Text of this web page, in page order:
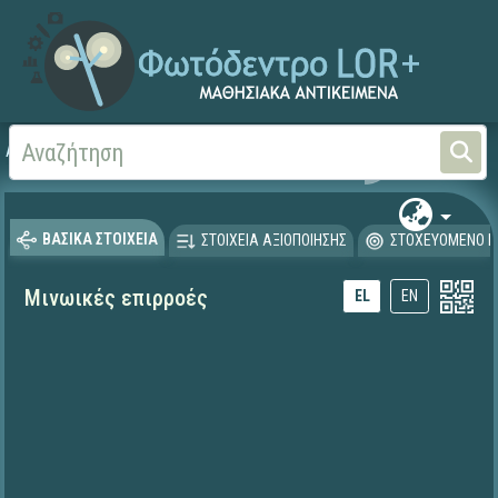
Αρχική
ΒΑΣΙΚΑ ΣΤΟΙΧΕΙΑ ΣΤΟΙΧΕΙΑ ΑΞΙΟΠΟΙΗΣΗΣ ΣΤΟΧΕΥΟΜΕΝΟ
Μινωικές επιρροές EL EN